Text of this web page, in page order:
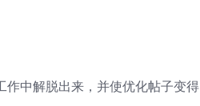
中解脱出来，并使优化帖子变得